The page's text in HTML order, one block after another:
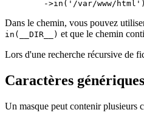
Dans le chemin, vous pouvez
in(__DIR__) et que le chemin
Lors d'une recherche récursive de
Caractères génériques
Un masque peut contenir plusieurs